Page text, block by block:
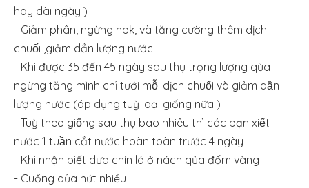
hay dài ngày )
- Giảm phân, ngừng npk, và tăng cường thêm dịch
chuối ,giảm dần lượng nước
- Khi được 35 đến 45 ngày sau thụ trọng lượng qủa
ngừng tăng mình chỉ tưới mỗi dịch chuối và giảm dần
lượng nước (áp dụng tuỳ loại giống nữa )
- Tuỳ theo giống sau thụ bao nhiêu thì các bạn xiết
nước 1 tuần cắt nước hoàn toàn trước 4 ngày
- Khi nhận biết dưa chín lá ở nách qủa đốm vàng
- Cuống qủa nứt nhiều